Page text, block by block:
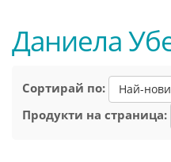
Даниела
Сортирай по: Най-нови
Продукти на страница: